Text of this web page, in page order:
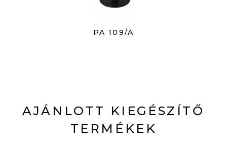
PA 109/A
AJÁNLOTT KIEGÉSZÍTŐ
TERMÉKEK